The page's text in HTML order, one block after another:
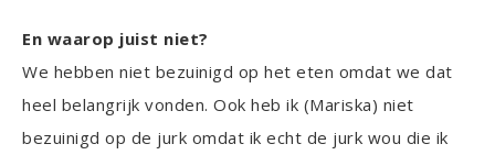
En waarop juist niet?
We hebben niet bezuinigd op het eten omdat we dat
heel belangrijk vonden. Ook heb ik (Mariska) niet
bezuinigd op de jurk omdat ik echt de jurk wou die ik